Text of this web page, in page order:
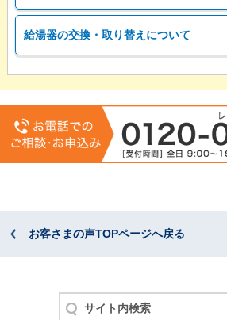
給湯器の交換・取り替えについて
お客さまの声TOPページへ戻る